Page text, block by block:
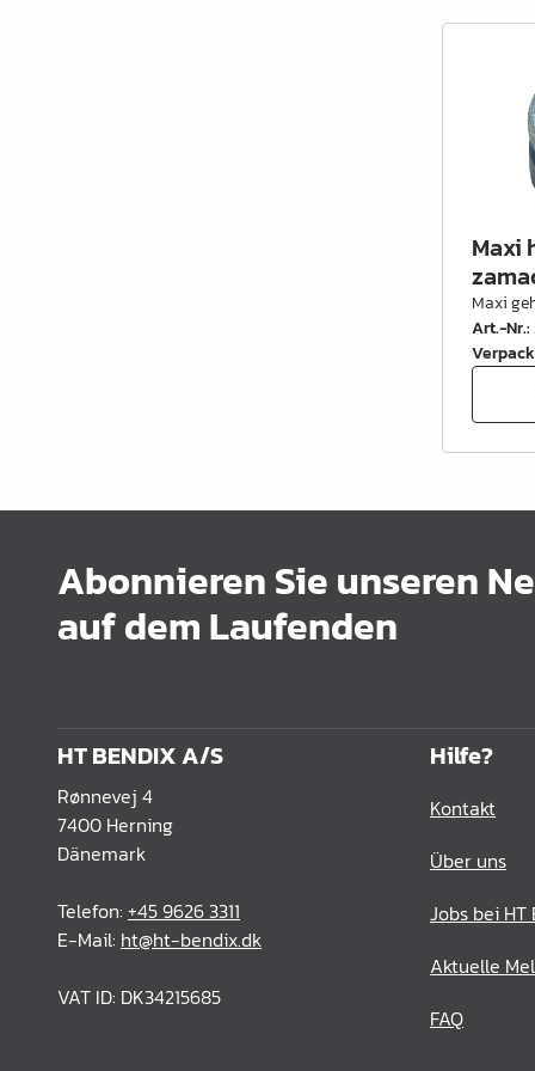
Maxi
Maxi
Art.-Nr.:
Abonnieren Sie unseren
auf dem Laufenden
HT BENDIX A/S
Rønnevej 4
7400 Herning
Dänemark
Telefon: +45 9626 3311
E-Mail: ht@ht-bendix.dk
VAT ID: DK34215685
Hilfe?
Kontakt
Über uns
Jobs bei HT
Aktuelle
FAQ